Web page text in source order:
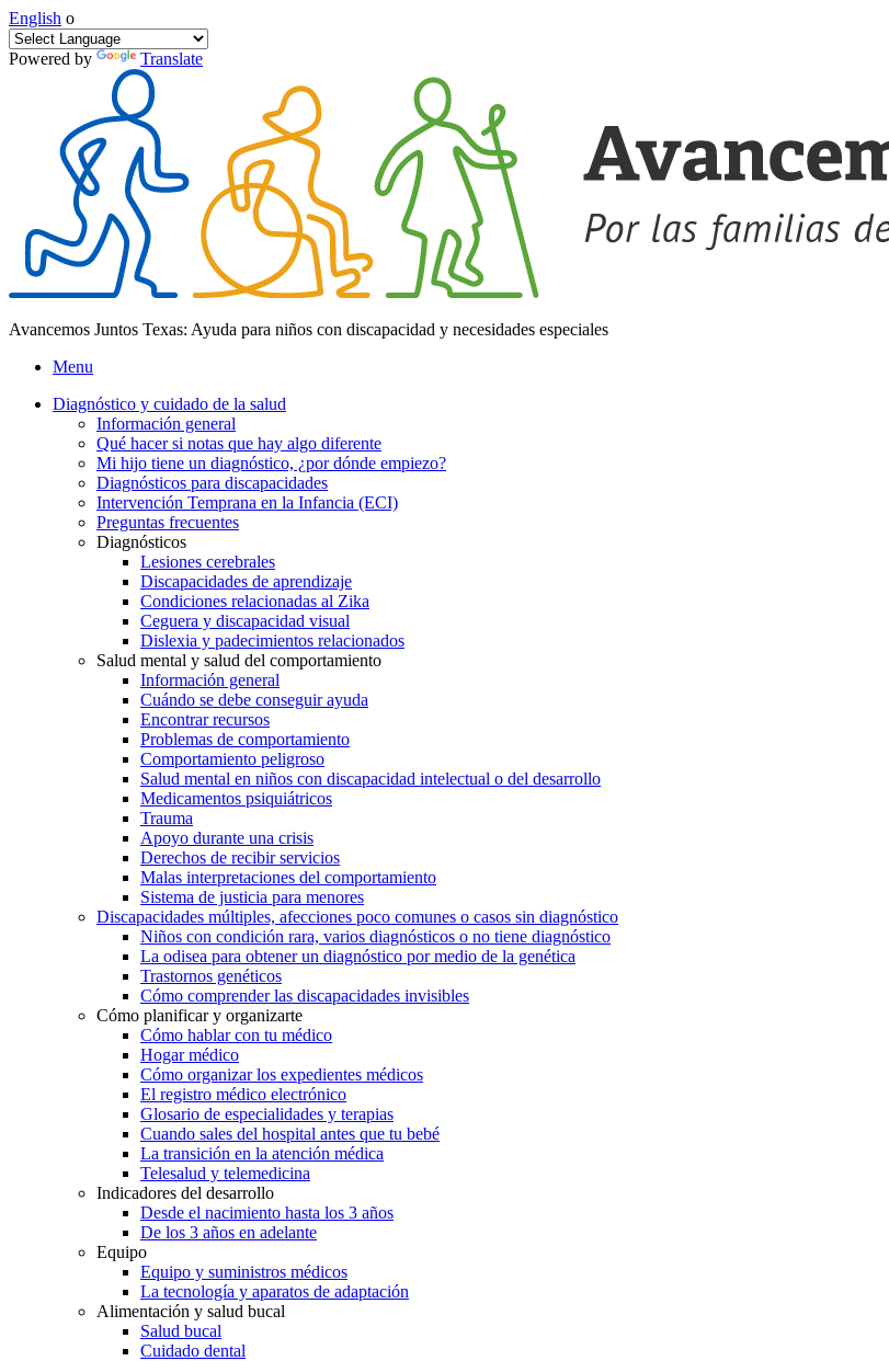
English o
Powered by Translate
Avancemos Juntos Texas: Ayuda para niños con discapacidad y necesidades especiales
Menu
Diagnóstico y cuidado de la salud
Información general
Qué hacer si notas que hay algo diferente
Mi hijo tiene un diagnóstico, ¿por dónde empiezo?
Diagnósticos para discapacidades
Intervención Temprana en la Infancia (ECI)
Preguntas frecuentes
Diagnósticos
Lesiones cerebrales
Discapacidades de aprendizaje
Condiciones relacionadas al Zika
Ceguera y discapacidad visual
Dislexia y padecimientos relacionados
Salud mental y salud del comportamiento
Información general
Cuándo se debe conseguir ayuda
Encontrar recursos
Problemas de comportamiento
Comportamiento peligroso
Salud mental en niños con discapacidad intelectual o del desarrollo
Medicamentos psiquiátricos
Trauma
Apoyo durante una crisis
Derechos de recibir servicios
Malas interpretaciones del comportamiento
Sistema de justicia para menores
Discapacidades múltiples, afecciones poco comunes o casos sin diagnóstico
Niños con condición rara, varios diagnósticos o no tiene diagnóstico
La odisea para obtener un diagnóstico por medio de la genética
Trastornos genéticos
Cómo comprender las discapacidades invisibles
Cómo planificar y organizarte
Cómo hablar con tu médico
Hogar médico
Cómo organizar los expedientes médicos
El registro médico electrónico
Glosario de especialidades y terapias
Cuando sales del hospital antes que tu bebé
La transición en la atención médica
Telesalud y telemedicina
Indicadores del desarrollo
Desde el nacimiento hasta los 3 años
De los 3 años en adelante
Equipo
Equipo y suministros médicos
La tecnología y aparatos de adaptación
Alimentación y salud bucal
Salud bucal
Cuidado dental